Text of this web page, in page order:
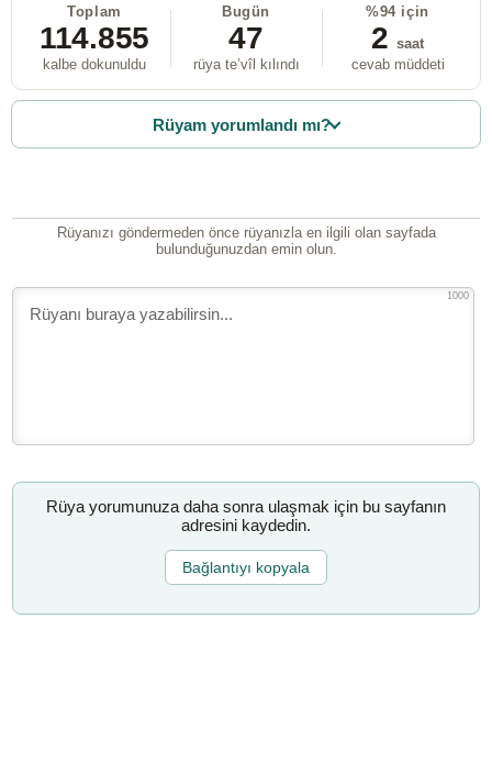
Toplam
114.855
kalbe dokunuldu
Bugün
47
rüya te’vîl kılındı
%94 için
2 saat
cevab müddeti
Rüyam yorumlandı mı?
Rüyanızı göndermeden önce rüyanızla en ilgili olan sayfada
bulunduğunuzdan emin olun.
1000
Rüya yorumunuza daha sonra ulaşmak için bu sayfanın
adresini kaydedin.
Bağlantıyı kopyala